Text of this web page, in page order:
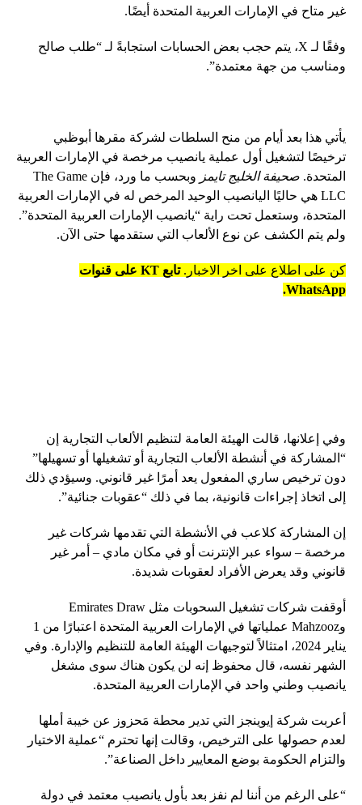
غير متاح في الإمارات العربية المتحدة أيضًا.
وفقًا لـ X، يتم حجب بعض الحسابات استجابةً لـ “طلب صالح
ومناسب من جهة معتمدة”.
يأتي هذا بعد أيام من منح السلطات لشركة مقرها أبوظبي
ترخيصًا لتشغيل أول عملية يانصيب مرخصة في الإمارات العربية
المتحدة. صحيفة الخليج تايمز
وبحسب ما ورد، فإن The Game
LLC هي حاليًا اليانصيب الوحيد المرخص له في الإمارات العربية
المتحدة، وستعمل تحت راية “يانصيب الإمارات العربية المتحدة”.
ولم يتم الكشف عن نوع الألعاب التي ستقدمها حتى الآن.
كن على اطلاع على اخر الاخبار.
تابع KT على قنوات
WhatsApp.
وفي إعلانها، قالت الهيئة العامة لتنظيم الألعاب التجارية إن
“المشاركة في أنشطة الألعاب التجارية أو تشغيلها أو تسهيلها”
دون ترخيص ساري المفعول يعد أمرًا غير قانوني. وسيؤدي ذلك
إلى اتخاذ إجراءات قانونية، بما في ذلك “عقوبات جنائية”.
إن المشاركة كلاعب في الأنشطة التي تقدمها شركات غير
مرخصة – سواء عبر الإنترنت أو في مكان مادي – أمر غير
قانوني وقد يعرض الأفراد لعقوبات شديدة.
أوقفت شركات تشغيل السحوبات مثل Emirates Draw
وMahzooz عملياتها في الإمارات العربية المتحدة اعتبارًا من 1
يناير 2024، امتثالاً لتوجيهات الهيئة العامة للتنظيم والإدارة. وفي
الشهر نفسه، قال محفوظ إنه لن يكون هناك سوى مشغل
يانصيب وطني واحد في الإمارات العربية المتحدة.
أعربت شركة إيوينجز التي تدير محطة مَحزوز عن خيبة أملها
لعدم حصولها على الترخيص، وقالت إنها تحترم “عملية الاختيار
والتزام الحكومة بوضع المعايير داخل الصناعة”.
“على الرغم من أننا لم نفز بعد بأول يانصيب معتمد في دولة